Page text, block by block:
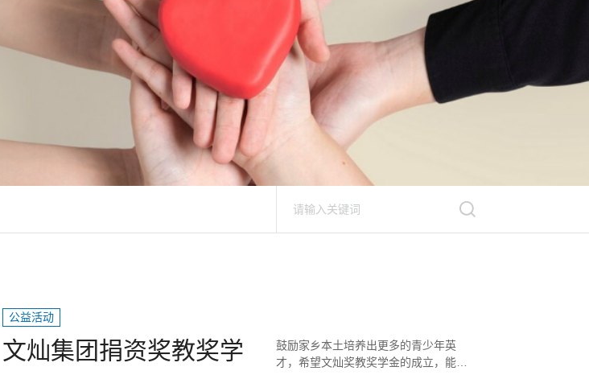
公益活动
文灿集团捐资奖教奖学
鼓励家乡本土培养出更多的青少年英
才，希望文灿奖教奖学金的成立，能够